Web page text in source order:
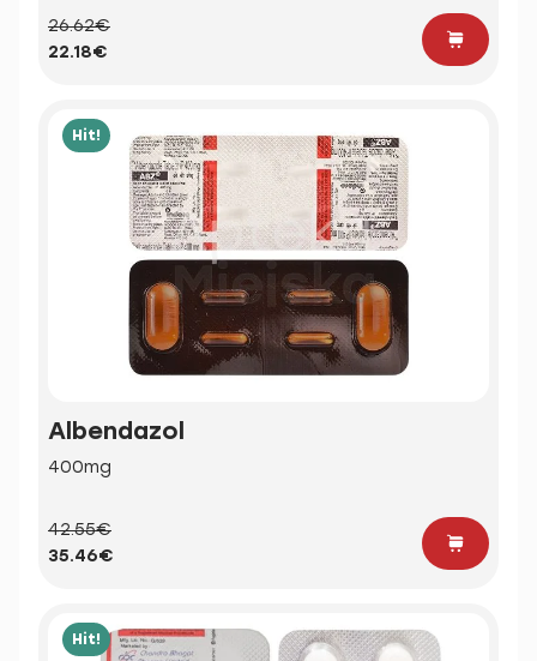
26.62€
22.18€
Hit!
Albendazol
400mg
42.55€
35.46€
Hit!